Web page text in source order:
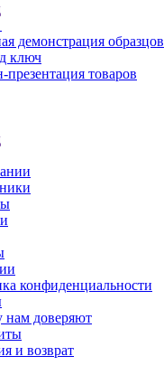
демонстрация образцов
ключ
товаров
конфиденциальности
нам доверяют
и возврат